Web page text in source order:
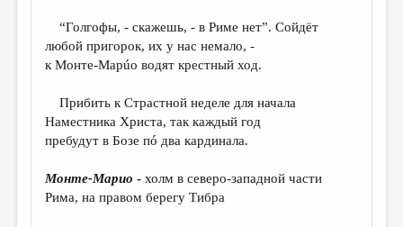
КОНКУРСЫ
КНИЖНАЯ ПОЛКА
ОБЗОР ЛИТЕРАТУРЫ
СТРАНИЦЫ ПАМЯТИ
ОБЪЯВЛЕНИЯ
“Голгофы, - скажешь, - в Риме нет”. Сойдёт
любой пригорок, их у нас немало, -
к Монте-Марúо водят крестный ход.
Прибить к Страстной неделе для начала
Наместника Христа, так каждый год
пребудут в Бозе пó два кардинала.
Монте-Марио -холм в северо-западной части
Рима, на правом берегу Тибра